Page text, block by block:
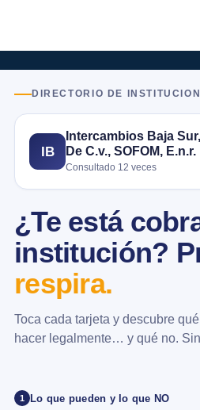
DIRECTORIO DE
IB
Intercambios Baja
De C.v., SOFOM, E.n.r.
Consultado 12 veces
¿Te está
institución?
respira.
Toca cada tarjeta y descubre
hacer legalmente… y qué no.
1 Lo que pueden y lo que NO